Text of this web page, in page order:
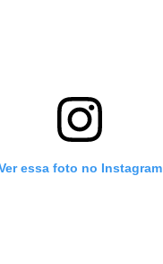
essa foto no Instagram